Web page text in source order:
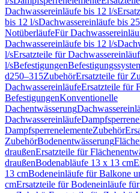
Dachwassereinläufe bis 12 l/s
bis 12 l/sDachwassereinläufe bis
NotüberläufeFür
Dachwassereinläufe bis 12 l/s
l/sErsatzteile für
l/sBefestigungen
d250–315ZubehörErsatzteile für
DachwassereinläufeErsatzteile für
BefestigungenKonventionelle
Dachentwässerung
Dachwassereinläufe
DampfsperrenelementeZubehör
ZubehörBodenentwässerung
draußenErsatzteile für
draußenBodenabläufe 13 x 13 cm
13 cmBodeneinläufe für Balkone
cmErsatzteile für Bodeneinläufe